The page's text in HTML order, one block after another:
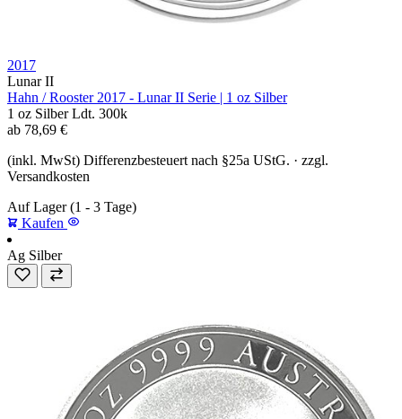
2017
Lunar II
Hahn / Rooster 2017 - Lunar II Serie | 1 oz Silber
1 oz Silber Ldt. 300k
ab 78,69 €
(inkl. MwSt) Differenzbesteuert nach §25a UStG. · zzgl.
Versandkosten
Auf Lager (1 - 3 Tage)
Kaufen
Ag Silber